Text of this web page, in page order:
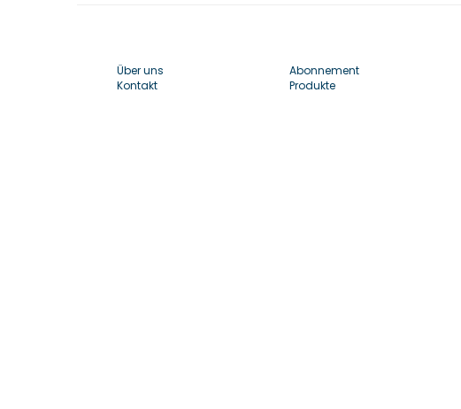
Über uns
Kontakt
Abonnement
Produkte